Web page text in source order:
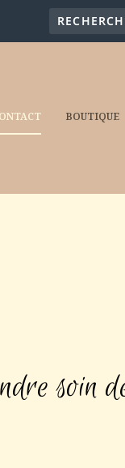
BOUTIQUE
soin